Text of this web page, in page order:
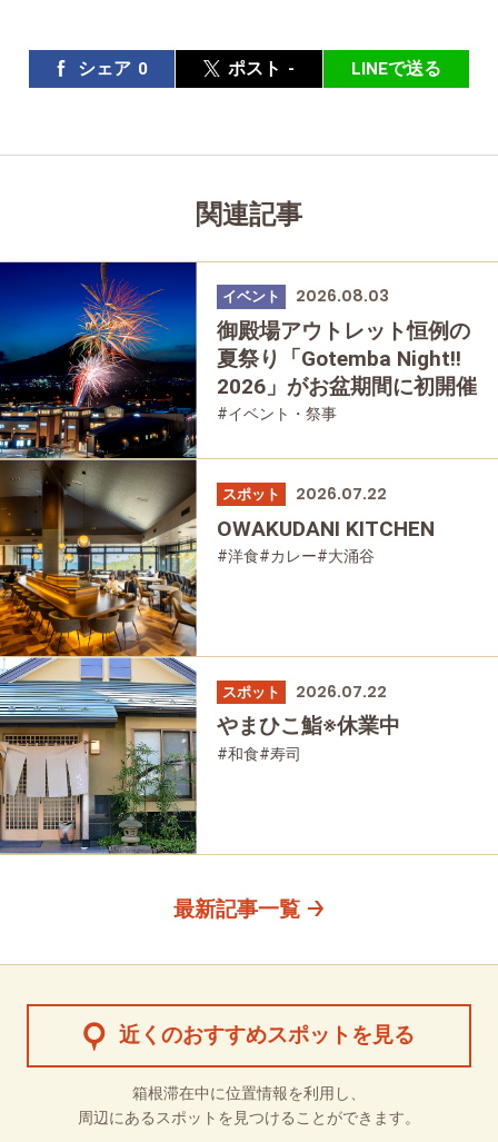
シェア 0 ポスト - LINEで送る
関連記事
イベント 2026.08.03
御殿場アウトレット恒例の
夏祭り「Gotemba Night!!
2026」がお盆期間に初開催
#イベント・祭事
スポット 2026.07.22
OWAKUDANI KITCHEN
#洋食#カレー#大涌谷
スポット 2026.07.22
やまひこ鮨※休業中
#和食#寿司
最新記事一覧
近くのおすすめスポットを見る
箱根滞在中に位置情報を利用し、
周辺にあるスポットを見つけることができます。